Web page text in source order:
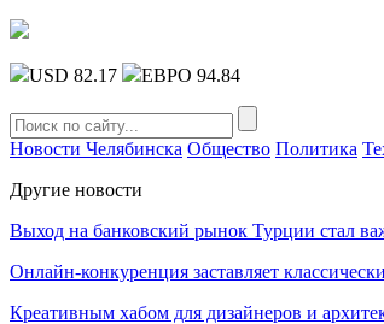
USD 82.17 ЕВРО 94.84
Новости Челябинска Общество Политика
Другие новости
Выход на банковский рынок Турции стал
Онлайн-конкуренция заставляет
Креативным хабом для дизайнеров и